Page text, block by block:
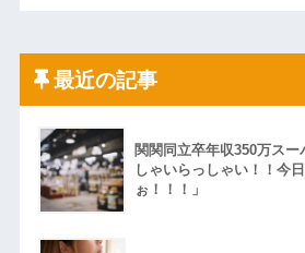
最近の記事
関関同立卒年収350万ス
しゃいらっしゃい！！今
ぉ！！！」